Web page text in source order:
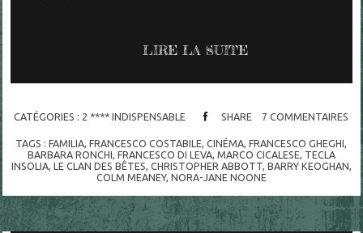
LIRE LA SUITE
CATÉGORIES : 2 **** INDISPENSABLE SHARE 7 COMMENTAIRES
TAGS :FAMILIA ,FRANCESCO COSTABILE ,CINÉMA ,FRANCESCO GHEGHI
BARBARA RONCHI FRANCESCO DI LEVA, MARCO CICALESE TECLA
INSOLIA, LE CLAN DES BÊTES CHRISTOPHER ABBOTT, BARRY KEOGHAN
COLM MEANEY, NORA-JANE NOONE